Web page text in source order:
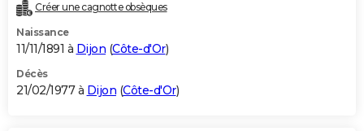
Créer une cagnotte obsèques
Naissance
11/11/1891 à Dijon (Côte-d'Or)
Décès
21/02/1977 à Dijon (Côte-d'Or)